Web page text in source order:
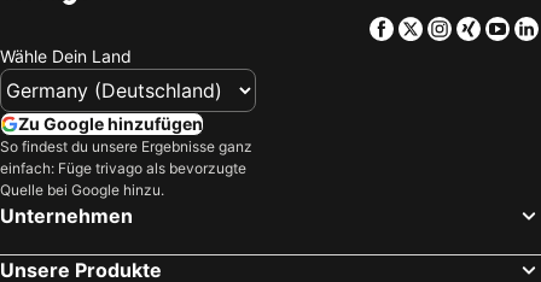
Facebook
TwitterXing
Wähle Dein Land
Zu Google hinzufügen
So findest du unsere Ergebnisse ganz
einfach: Füge trivago als bevorzugte
Quelle bei Google hinzu.
Unternehmen
Unsere Produkte